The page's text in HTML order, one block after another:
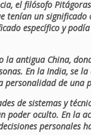
el filósofo
tenían un
específico y
la antigua China,
En la India, se la
personalidad de una
de sistemas y
poder oculto. En la
personales